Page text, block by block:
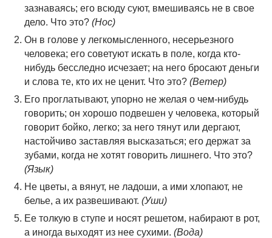
зазнаваясь; его всюду суют, вмешиваясь не в свое
дело. Что это? (Нос)
Он в голове у легкомысленного, несерьезного
человека; его советуют искать в поле, когда кто-
нибудь бесследно исчезает; на него бросают деньги
и слова те, кто их не ценит. Что это? (Ветер)
Его проглатывают, упорно не желая о чем-нибудь
говорить; он хорошо подвешен у человека, который
говорит бойко, легко; за него тянут или дергают,
настойчиво заставляя высказаться; его держат за
зубами, когда не хотят говорить лишнего. Что это?
(Язык)
Не цветы, а вянут, не ладоши, а ими хлопают, не
белье, а их развешивают. (Уши)
Ее толкую в ступе и носят решетом, набирают в рот,
а иногда выходят из нее сухими. (Вода)